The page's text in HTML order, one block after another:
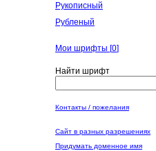
Рукописный
Рубленый
Мои шрифты [0]
Найти шрифт
Контакты / пожелания
Сайт в разных разрешениях
Придумать доменное имя